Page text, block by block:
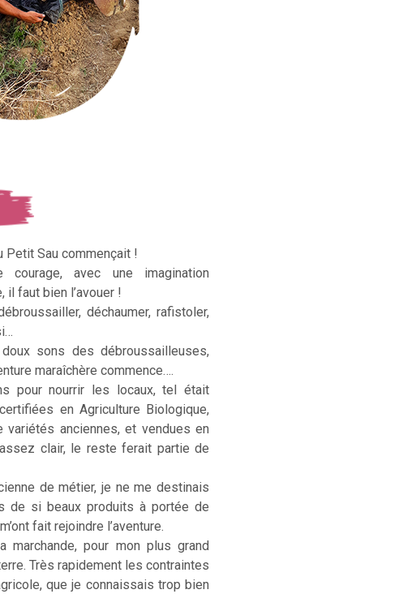
Petit Sau commençait !
avec une imagination
faut bien l’avouer !
déchaumer, rafistoler,
sons des débroussailleuses,
maraîchère commence….
pour nourrir les locaux, tel était
en Agriculture Biologique,
anciennes, et vendues en
clair, le reste ferait partie de
de métier, je ne me destinais
de si beaux produits à portée de
fait rejoindre l’aventure.
marchande, pour mon plus grand
Très rapidement les contraintes
que je connaissais trop bien